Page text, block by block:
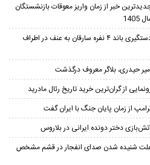
خبر از زمان واریز معوقات بازنشستگان
دستگیری باند ۴ نفره سارقان به عنف در اطراف
حیدری، بلاگر معروف درگذشت
از گران‌ترین خرید تاریخ رئال مادرید
از زمان پایان جنگ با ایران گفت
دختر دونده ایرانی در بلاروس
شنیده شدن صدای انفجار در قشم مشخص